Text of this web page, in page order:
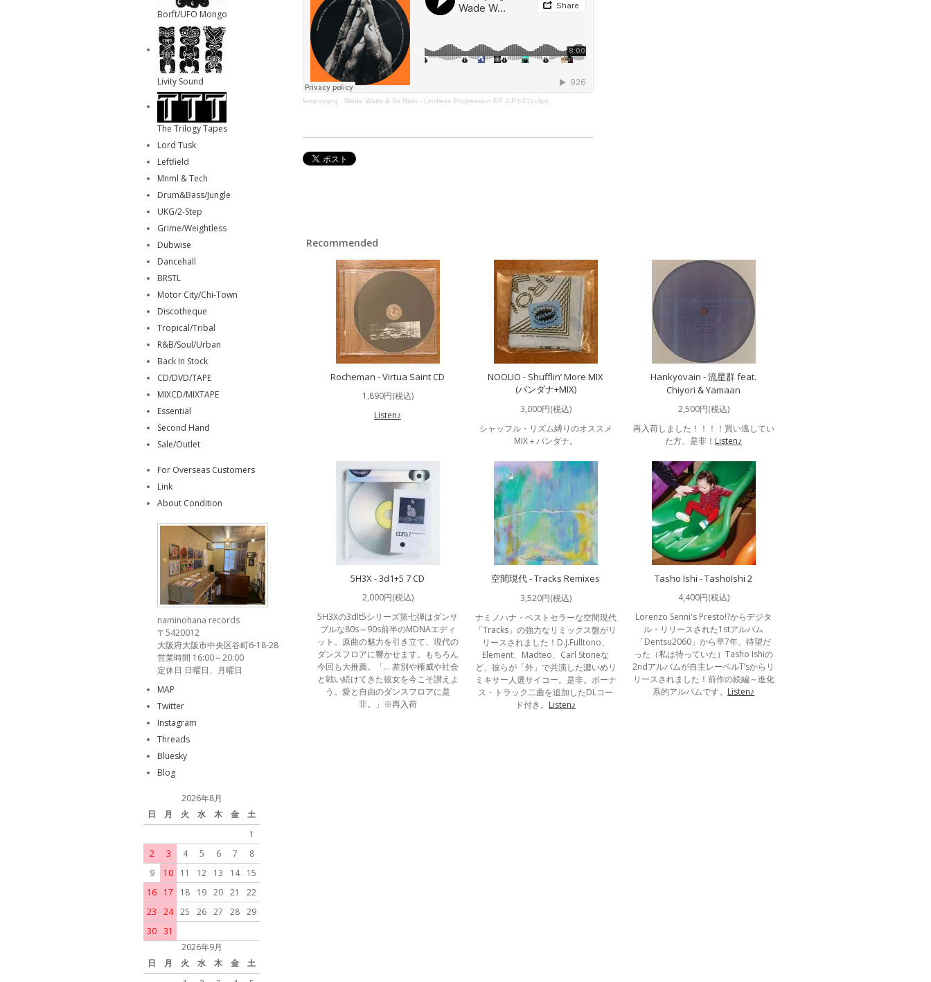
lempuyang · Wade Watts & Sir Rizio - Limitless Progression EP (LPY-21) clips
Recommended
Rocheman - Virtua Saint CD
1,890円(税込)
Listen♪
NOOLIO - Shufflin’ More MIX
(バンダナ+MIX)
3,000円(税込)
シャッフル・リズム縛りのオススメ
MIX＋バンダナ。
Hankyovain - 流星群 feat.
Chiyori & Yamaan
2,500円(税込)
再入荷しました！！！！買い逃してい
た方、是非！ Listen♪
5H3X - 3d1+5 7 CD
2,000円(税込)
5H3Xの3dIt5シリーズ第七弾はダンサ
ブルな80s～90s前半のMDNAエディ
ット。原曲の魅力を引き立て、現代の
ダンスフロアに響かせます。もちろん
今回も大推薦。「… 差別や権威や社会
と戦い続けてきた彼女を今こそ讃えよ
う。愛と自由のダンスフロアに是
非。」※再入荷
空間現代 - Tracks Remixes
3,520円(税込)
ナミノハナ・ベストセラーな空間現代
「Tracks」の強力なリミックス盤がリ
リースされました！D.J.Fulltono、
Element、Madteo、Carl Stoneな
ど、彼らが「外」で共演した濃いめリ
ミキサー人選サイコー。是非。ボーナ
ス・トラック二曲を追加したDLコー
ド付き。 Listen♪
Tasho Ishi - TashoIshi 2
4,400円(税込)
Lorenzo Senni's Presto!?からデジタ
ル・リリースされた1stアルバム
「Dentsu2060」から早7年、待望だ
った（私は待っていた）Tasho Ishiの
2ndアルバムが自主レーベルT’sからリ
リースされました！前作の続編～進化
系的アルバムです。 Listen♪
Borft/UFO Mongo
Livity Sound
The Trilogy Tapes
Lord Tusk
Leftfield
Mnml & Tech
Drum&Bass/Jungle
UKG/2-Step
Grime/Weightless
Dubwise
Dancehall
BRSTL
Motor City/Chi-Town
Discotheque
Tropical/Tribal
R&B/Soul/Urban
Back In Stock
CD/DVD/TAPE
MIXCD/MIXTAPE
Essential
Second Hand
Sale/Outlet
For Overseas Customers
Link
About Condition
naminohana records
〒5420012
大阪府大阪市中央区谷町6-18-28
営業時間 16:00～20:00
定休日 日曜日、月曜日
MAP
Twitter
Instagram
Threads
Bluesky
Blog
2026年8月
日
月 火 水 木 金
土
1
2
3 4 5 6 7
8
9
10 11 12 13 14
15
16
17 18 19 20 21
22
23
24 25 26 27 28 29
30 31
2026年9月
日
月 火 水 木 金
土